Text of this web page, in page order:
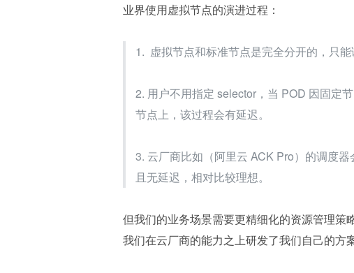
业界使用虚拟节点的演进过程：
1.  虚拟节点和标准节点是完全分开的，只能
2. 用户不用指定 selector，当 POD 因固定
节点上，该过程会有延迟。
3. 云厂商比如（阿里云 ACK Pro）的调度
且无延迟，相对比较理想。
但我们的业务场景需要更精细化的资源管理
我们在云厂商的能力之上研发了我们自己的方